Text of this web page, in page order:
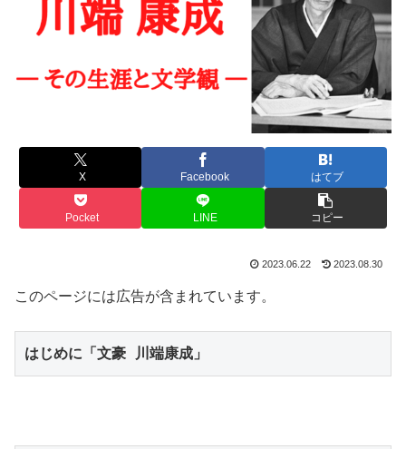
X Facebook はてブ
Pocket LINE コピー
2023.06.22 2023.08.30
このページには広告が含まれています。
はじめに「文豪 川端康成」